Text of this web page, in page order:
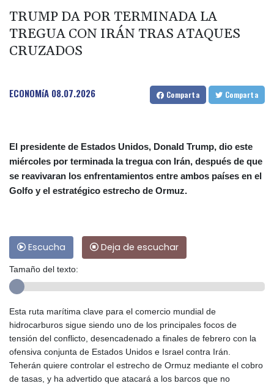
TRUMP DA POR TERMINADA LA
TREGUA CON IRÁN TRAS ATAQUES
CRUZADOS
ECONOMíA 08.07.2026 Comparta Comparta
El presidente de Estados Unidos, Donald Trump, dio este
miércoles por terminada la tregua con Irán, después de que
se reavivaran los enfrentamientos entre ambos países en el
Golfo y el estratégico estrecho de Ormuz.
Escucha Deja de escuchar
Tamaño del texto:
Esta ruta marítima clave para el comercio mundial de
hidrocarburos sigue siendo uno de los principales focos de
tensión del conflicto, desencadenado a finales de febrero con la
ofensiva conjunta de Estados Unidos e Israel contra Irán.
Teherán quiere controlar el estrecho de Ormuz mediante el cobro
de tasas, y ha advertido que atacará a los barcos que no